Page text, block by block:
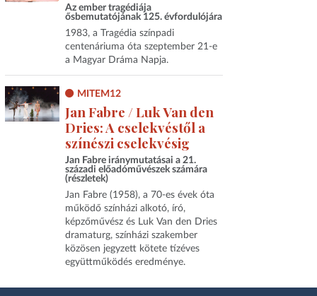
Az ember tragédiája
ősbemutatójának 125. évfordulójára
1983, a Tragédia színpadi
centenáriuma óta szeptember 21-e
a Magyar Dráma Napja.
MITEM12
Jan Fabre / Luk Van den
Dries: A cselekvéstől a
színészi cselekvésig
Jan Fabre iránymutatásai a 21.
századi előadóművészek számára
(részletek)
Jan Fabre (1958), a 70-es évek óta
működő színházi alkotó, író,
képzőművész és Luk Van den Dries
dramaturg, színházi szakember
közösen jegyzett kötete tízéves
együttműködés eredménye.